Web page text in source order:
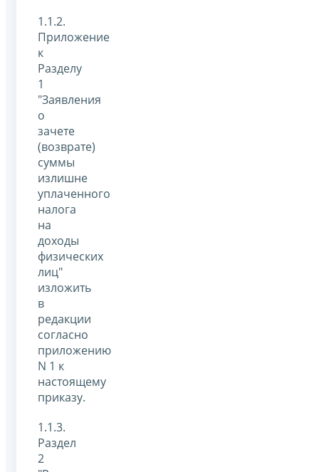
1.1.2.
Приложение
к
Разделу
1
"Заявления
о
зачете
(возврате)
суммы
излишне
уплаченного
налога
на
доходы
физических
лиц"
изложить
в
редакции
согласно
приложению
N 1 к
настоящему
приказу.
1.1.3.
Раздел
2